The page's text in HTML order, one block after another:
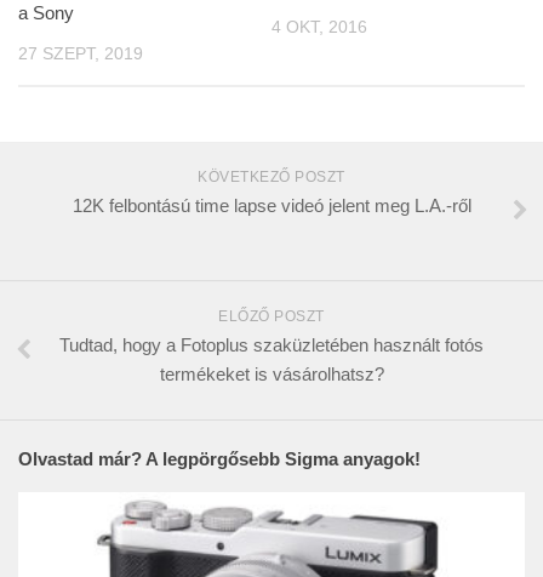
a Sony
27 SZEPT, 2019
4 OKT, 2016
KÖVETKEZŐ POSZT
12K felbontású time lapse videó jelent meg L.A.-ről
ELŐZŐ POSZT
Tudtad, hogy a Fotoplus szaküzletében használt fotós
termékeket is vásárolhatsz?
Olvastad már? A legpörgősebb Sigma anyagok!